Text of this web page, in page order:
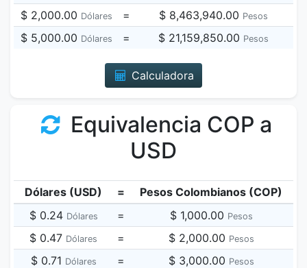
$ 2,000.00 Dólares = $ 8,463,940.00 Pesos
$ 5,000.00 Dólares = $ 21,159,850.00 Pesos
Calculadora
Equivalencia COP a
USD
Dólares (USD) =
Pesos Colombianos (COP)
$ 0.24 Dólares = $ 1,000.00 Pesos
$ 0.47 Dólares = $ 2,000.00 Pesos
$ 0.71 Dólares = $ 3,000.00 Pesos